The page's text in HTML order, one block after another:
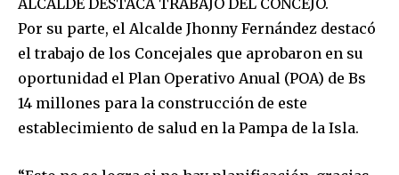
Por su parte, el Alcalde Jhonny Fernández destacó
el trabajo de los Concejales que aprobaron en su
oportunidad el Plan Operativo Anual (POA) de Bs
14 millones para la construcción de este
establecimiento de salud en la Pampa de la Isla.